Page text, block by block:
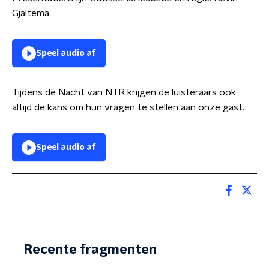
Gjaltema
Speel audio af
Tijdens de Nacht van NTR krijgen de luisteraars ook
altijd de kans om hun vragen te stellen aan onze gast.
Speel audio af
Recente fragmenten